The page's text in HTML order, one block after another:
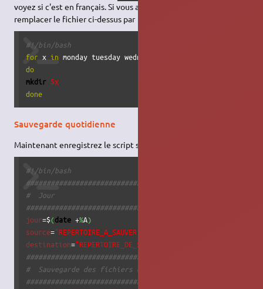
voyez si c'est en français. Si vous avez installé linux en anglais
remplacer le fichier ci-dessus par
#!/bin/bash
for x in monday tuesday wednesday thursday friday
do
mkdir $x
done
Sauvegarde quotidienne
Maintenant enregistrez le script suivant dans /etc/cron.daily :
#!/bin/bash
###################################
#  Jour
###################################
jour=$(date +%A)
source="REPERTOIRE_A_SAUVER"
destination="REPERTOIRE_DE_SAUVEGARDE"
###################################
#  Sauvegarde des fichiers de REPERTOIRE_A_SAUVER
###################################